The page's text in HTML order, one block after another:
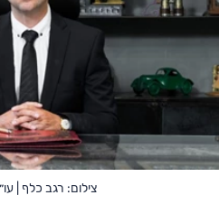
צילום: רגב כלף |